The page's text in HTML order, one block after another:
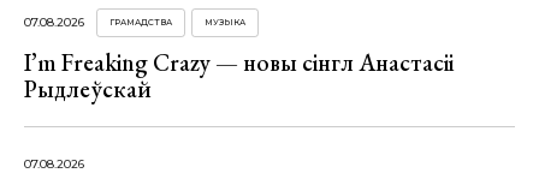
07.08.2026 ГРАМАДСТВА МУЗЫКА
I’m Freaking Crazy — новы сінгл Анастасіі
Рыдлеўскай
07.08.2026